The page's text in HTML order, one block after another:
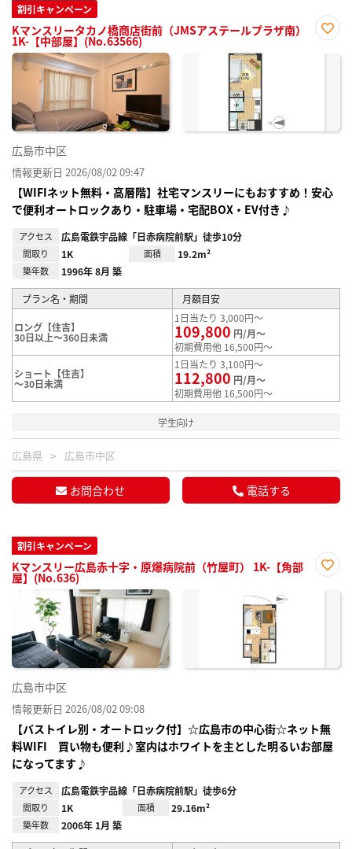
割引キャンペーン
Kマンスリータカノ橋商店街前（JMSアステールプラザ南）
1K-【中部屋】(No.63566)
に入
広島市中区
情報更新日 2026/08/02 09:47
【WIFIネット無料・高層階】社宅マンスリーにもおすすめ！安心
で便利オートロックあり・駐車場・宅配BOX・EV付き♪
アクセス 広島電鉄宇品線「日赤病院前駅」徒歩10分
間取り 1K 面積 19.2m²
築年数 1996年 8月 築
プラン名・期間 月額目安
ロング【住吉】
30日以上～360日未満
1日当たり 3,000円～
109,800 円/月～
初期費用他 16,500円～
ショート【住吉】
～30日未満
1日当たり 3,100円～
112,800 円/月～
初期費用他 16,500円～
学生向け
広島県 広島市中区
お問合わせ 電話する
割引キャンペーン
Kマンスリー広島赤十字・原爆病院前（竹屋町） 1K-【角部
屋】(No.636)
に入
広島市中区
情報更新日 2026/08/02 09:08
【バストイレ別・オートロック付】☆広島市の中心街☆ネット無
料WIFI 買い物も便利♪室内はホワイトを主とした明るいお部屋
になってます♪
アクセス 広島電鉄宇品線「日赤病院前駅」徒歩6分
間取り 1K 面積 29.16m²
築年数 2006年 1月 築